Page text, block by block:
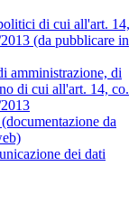
di cui all'art. 14,
(da pubblicare in
amministrazione, di
di cui all'art. 14, co.
da
dei dati